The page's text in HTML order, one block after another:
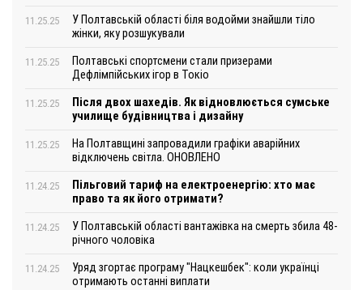
11.25.25
У Полтавській області біля водойми знайшли тіло
жінки, яку розшукували
11.25.25
Полтавські спортсмени стали призерами
Дефлімпійських ігор в Токіо
11.25.25
Після двох шахедів. Як відновлюється сумське
училище будівництва і дизайну
11.25.25
На Полтавщині запровадили графіки аварійних
відключень світла. ОНОВЛЕНО
11.24.25
Пільговий тариф на електроенергію: хто має
право та як його отримати?
11.24.25
У Полтавській області вантажівка на смерть збила 48-
річного чоловіка
11.24.25
Уряд згортає програму "Нацкешбек": коли українці
отримають останні виплати